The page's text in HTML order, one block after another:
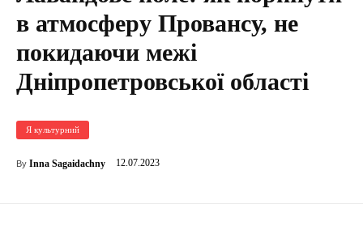
в атмосферу Провансу, не
покидаючи межі
Дніпропетровської області
Я культурний
By Inna Sagaidachny 12.07.2023